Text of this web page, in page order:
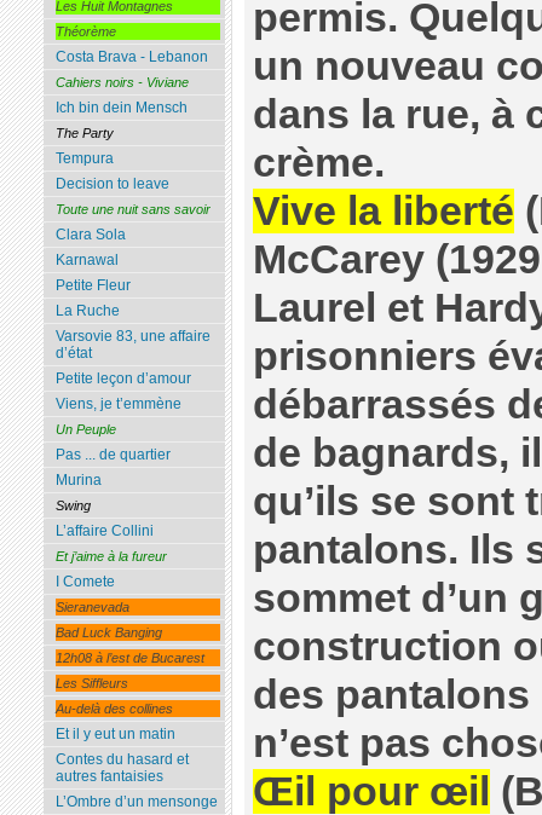
permis.
un nouveau
dans la rue, à
crème.
Vive la liberté
McCarey
Laurel et
prisonniers
débarrassés
de bagnards,
qu’ils se sont
pantalons. Ils
sommet d’un
construction
des
n’est pas
Œil pour œil
Les Huit Montagnes
Théorème
Costa Brava - Lebanon
Cahiers noirs - Viviane
Ich bin dein Mensch
The Party
Tempura
Decision to leave
Toute une nuit sans savoir
Clara Sola
Karnawal
Petite Fleur
La Ruche
Varsovie 83, une affaire
d’état
Petite leçon d’amour
Viens, je t’emmène
Un Peuple
Pas ... de quartier
Murina
Swing
L’affaire Collini
Et j’aime à la fureur
I Comete
Sieranevada
Bad Luck Banging
12h08 à l’est de Bucarest
Les Siffleurs
Au-delà des collines
Et il y eut un matin
Contes du hasard et
autres fantaisies
L’Ombre d’un mensonge